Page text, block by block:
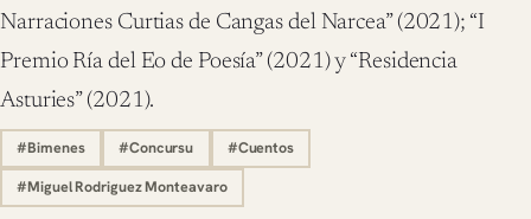
Narraciones Curtias de Cangas del Narcea” (2021); “I
Premio Ría del Eo de Poesía” (2021) y “Residencia
Asturies” (2021).
#Bimenes #Concursu #Cuentos
#Miguel Rodriguez Monteavaro